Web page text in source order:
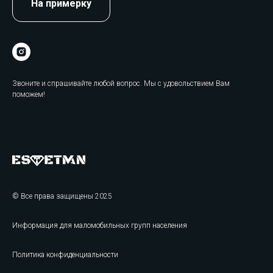
На примерку
Звоните и спрашивайте любой вопрос. Мы с удовольствием Вам
поможем!
© Все права защищены 2025
Информация для маломобильных групп населения
Политика конфиденциальности